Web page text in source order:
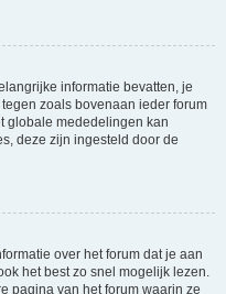
informatie bevatten, je
zoals bovenaan ieder forum
globale mededelingen kan
deze zijn ingesteld door de
over het forum dat je aan
het best zo snel mogelijk lezen.
pagina van het forum waarin ze